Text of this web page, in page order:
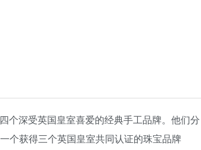
个深受英国皇室喜爱的经典手工品牌。他们分
个获得三个英国皇室共同认证的珠宝品牌